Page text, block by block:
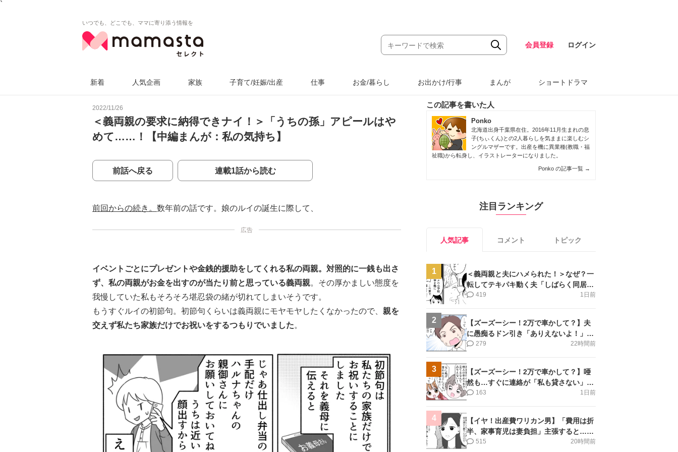
`
いつでも、どこでも、ママに寄り添う情報を
会員登録 ログイン
新着 人気企画 家族 子育て/妊娠/出産 仕事 お金/暮らし お出かけ/行事 まんが ショートドラマ
2022/11/26
＜義両親の要求に納得できナイ！＞「うちの孫」アピールはや
めて……！【中編まんが：私の気持ち】
前話へ戻る 連載1話から読む
前回からの続き。 数年前の話です。娘のルイの誕生に際して、
広告
イベントごとにプレゼントや金銭的援助をしてくれる私の両親。対照的に一銭も出さ
ず、私の両親がお金を出すのが当たり前と思っている義両親。その厚かましい態度を
我慢していた私もそろそろ堪忍袋の緒が切れてしまいそうです。
もうすぐルイの初節句。初節句くらいは義両親にモヤモヤしたくなかったので、 親を
交えず私たち家族だけでお祝いをするつもりでいました。
この記事を書いた人
Ponko
北海道出身千葉県在住。2016年11月生まれの息
子(ちぃくん)との2人暮らしを気ままに楽しむシ
ングルマザーです。出産を機に異業種(教職・福
祉職)から転身し、イラストレーターになりました。
Ponko の記事一覧 →
注目ランキング
人気記事 コメント トピック
1
＜義両親と夫にハメられた！＞なぜ？一
転してテキパキ動く夫「しばらく同居」
提案され【第4話まんが】
1日前
419
2
【ズーズーシー！2万で車かして？】夫
に愚痴るドン引き「ありえないよ！」＜
第16話＞#4コマ母道場
22時間前
279
3
【ズーズーシー！2万で車かして？】唖
然も…すぐに連絡が「私も貸さない」＜
第15話＞#4コマ母道場
1日前
163
4
【イヤ！出産費ワリカン男】「費用は折
半、家事育児は妻負担」主張すると…＜
第11話＞#4コマ母道場
20時間前
515